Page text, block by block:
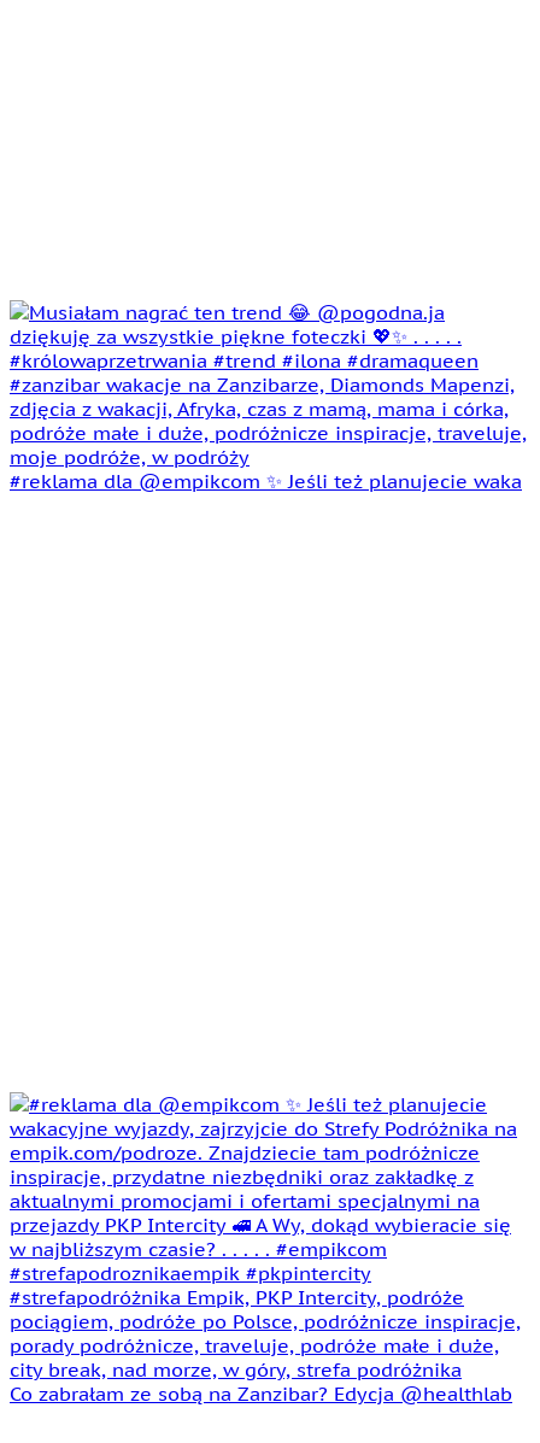
#reklama dla @empikcom ✨ Jeśli też planujecie waka
Co zabrałam ze sobą na Zanzibar? Edycja @healthlab